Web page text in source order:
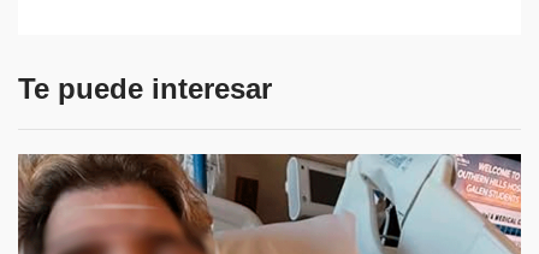
Te puede interesar